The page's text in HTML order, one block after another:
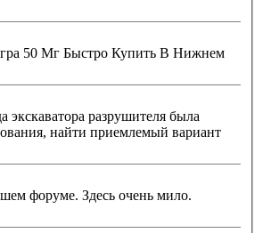
разрушителя была
найти приемлемый вариант